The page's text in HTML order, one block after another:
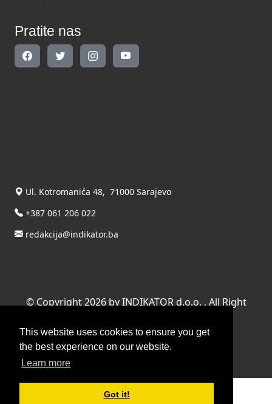
This website uses cookies to ensure you get
the best experience on our website.
Learn more
Got it!
Pratite nas
Ul. Kotromanića 48, 71000 Sarajevo
+387 061 206 022
redakcija@indikator.ba
© Copyright 2026 by INDIKATOR d.o.o. , All Right
Terms Of Use
Privacy Statement
Powered by THYME SYSTEMS doo